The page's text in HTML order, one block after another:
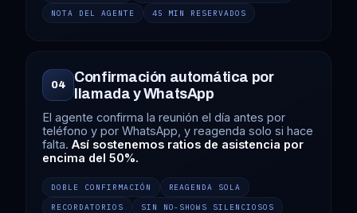
NOTA DEL AGENTE
45 MIN RESERVADOS
04
Confirmación automática por
llamada y WhatsApp
El agente confirma la reunión el día antes por
teléfono y por WhatsApp, y reagenda solo si hace
falta.Así sostenemos ratios de asistencia por
encima del 50%.
DOBLE CONFIRMACIÓN
REAGENDA SOLA
RECORDATORIOS
SIN NO-SHOWS SILENCIOSOS